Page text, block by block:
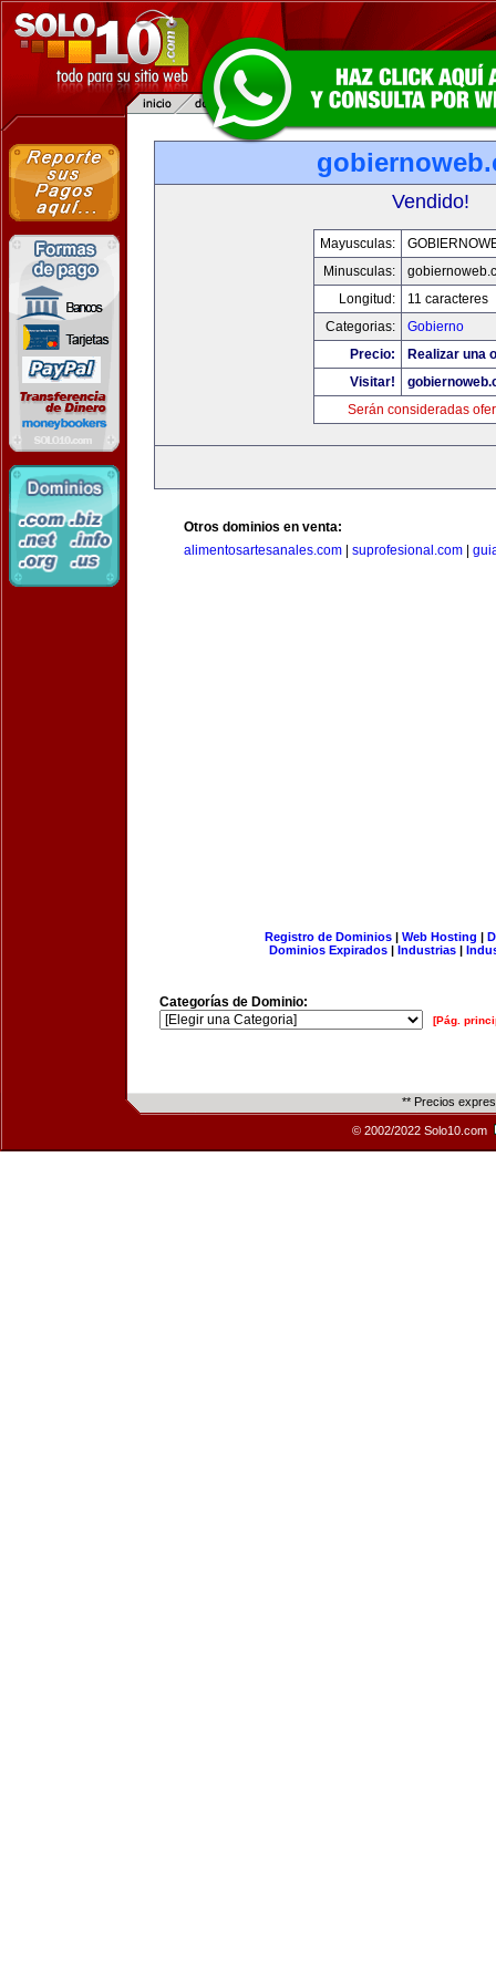
Vendido!
Mayusculas:
Minusculas:
Longitud:
11 caracteres
Categorias:
Gobierno
Precio:
Realizar una
Visitar!
Serán consideradas
Otros dominios en venta:
alimentosartesanales.com
suprofesional.com
Registro de Dominios| Web Hosting |
Dominios Expirados | Industrias |
Categorías de Dominio:
[Pág.
** Precios
© 2002/2022 Solo10.com